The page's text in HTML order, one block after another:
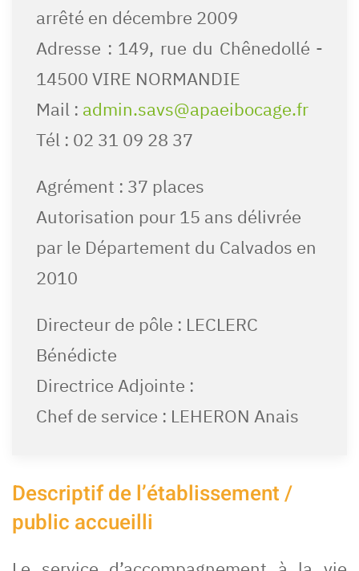
Descriptif de l’établissement /
public accueilli
arrêté en décembre 2009
Adresse : 149, rue du Chênedollé -
14500 VIRE NORMANDIE
Mail : admin.savs@apaeibocage.fr
Tél : 02 31 09 28 37
Agrément : 37 places
Autorisation pour 15 ans délivrée
par le Département du Calvados en
2010
Directeur de pôle : LECLERC
Bénédicte
Directrice Adjointe :
Chef de service : LEHERON Anais